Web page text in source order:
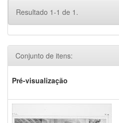
Resultado 1-1 de 1.
Conjunto de itens:
Pré-visualização